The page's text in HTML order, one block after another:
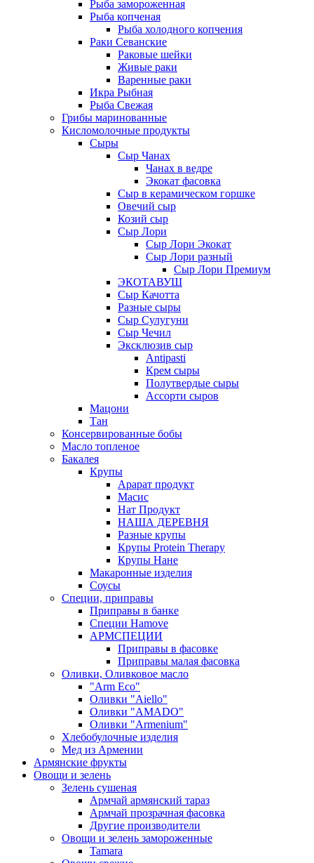
Рыба замороженная
Рыба копченая
Рыба холодного копчения
Раки Севанские
Раковые шейки
Живые раки
Варенные раки
Икра Рыбная
Рыба Свежая
Грибы маринованные
Кисломолочные продукты
Сыры
Сыр Чанах
Чанах в ведре
Экокат фасовка
Сыр в керамическом горшке
Овечий сыр
Козий сыр
Сыр Лори
Сыр Лори Экокат
Сыр Лори разный
Сыр Лори Премиум
ЭКОТАВУШ
Сыр Качотта
Разные сыры
Сыр Сулугуни
Сыр Чечил
Эксклюзив сыр
Antipasti
Крем сыры
Полутвердые сыры
Ассорти сыров
Мацони
Тан
Консервированные бобы
Масло топленое
Бакалея
Крупы
Арарат продукт
Масис
Нат Продукт
НАША ДЕРЕВНЯ
Разные крупы
Крупы Protein Therapy
Крупы Нане
Макаронные изделия
Соусы
Специи, приправы
Приправы в банке
Специи Hamove
АРМСПЕЦИИ
Приправы в фасовке
Приправы малая фасовка
Оливки, Оливковое масло
"Arm Eco"
Оливки "Aiello"
Оливки "AMADO"
Оливки "Armenium"
Хлебобулочные изделия
Мед из Армении
Армянские фрукты
Овощи и зелень
Зелень сушеная
Армчай армянский тараз
Армчай прозрачная фасовка
Другие производители
Овощи и зелень замороженные
Tamara